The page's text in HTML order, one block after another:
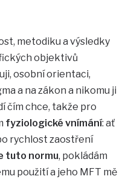
metodiku a výsledky
objektivů
osobní orientaci,
a na zákon a nikomu ji
čím chce, takže pro
fyziologické vnímání: ať
rychlost zaostření
tuto normu, pokládám
použití a jeho MFT mě